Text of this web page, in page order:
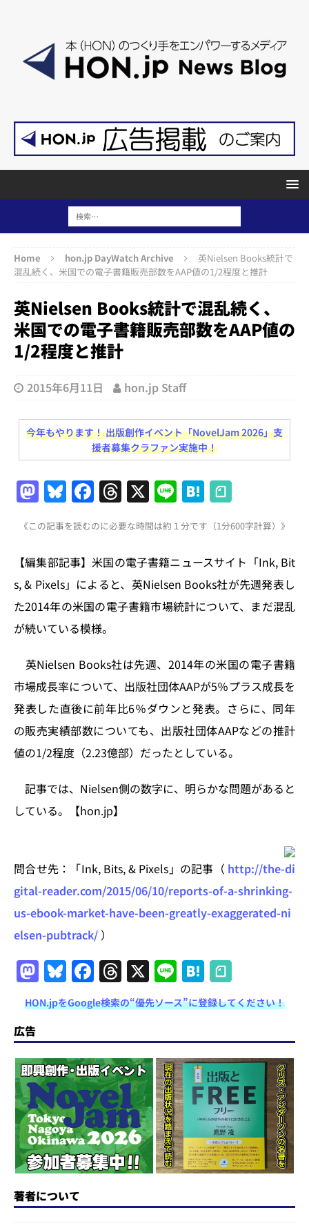
Home hon.jp DayWatch Archive
英Nielsen Books統計で
混乱続く、米国での電子書籍販売部数をAAP値の1/2程度と推計
英Nielsen Books統計で混乱続く、
米国での電子書籍販売部数をAAP値の
1/2程度と推計
2015年6月11日 hon.jp Staff
今年もやります！ 出版創作イベント「NovelJam 2026」支
援者募集クラファン実施中！
M
a
st
o
d
o
n
Bl
u
e
s
k
y
F
a
c
e
b
o
o
T
h
re
a
d
s
X Li
n
e
H
at
e
n
a
《この記事を読むのに必要な時間は約 1 分です（1分600字計算）》
【編集部記事】米国の電子書籍ニュースサイト「Ink, Bit
s, & Pixels」によると、英Nielsen Books社が先週発表し
た2014年の米国の電子書籍市場統計について、まだ混乱
が続いている模様。
英Nielsen Books社は先週、2014年の米国の電子書籍
市場成長率について、出版社団体AAPが5％プラス成長を
発表した直後に前年比6％ダウンと発表。さらに、同年
の販売実績部数についても、出版社団体AAPなどの推計
値の1/2程度（2.23億部）だったとしている。
記事では、Nielsen側の数字に、明らかな問題があると
している。【hon.jp】
問合せ先：「Ink, Bits, & Pixels」の記事（ http://the-di
gital-reader.com/2015/06/10/reports-of-a-shrinking-
us-ebook-market-have-been-greatly-exaggerated-ni
elsen-pubtrack/ ）
M
a
st
o
d
o
n
Bl
u
e
s
k
y
F
a
c
e
b
o
o
k
T
h
re
a
d
s
X Li
n
e
H
at
e
n
a
HON.jpをGoogle検索の“優先ソース”に登録してください！
広告
著者について